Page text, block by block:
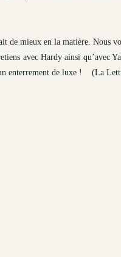
mieux en la matière. Nous
avec Hardy ainsi qu’avec
enterrement de luxe ! (La